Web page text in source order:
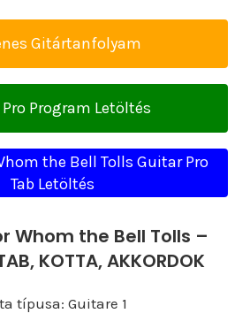
Gitártanfolyam
Program Letöltés
the Bell Tolls Guitar Pro
Tab Letöltés
Whom the Bell Tolls –
KOTTA, AKKORDOK
típusa: Guitare 1